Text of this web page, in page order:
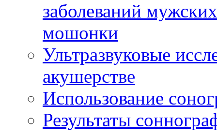
заболеваний
мошонки
Ультразвуковые
акушерстве
Использование
Результаты